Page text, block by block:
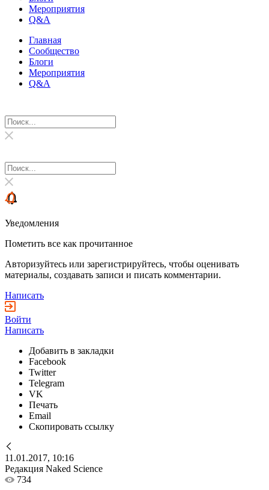
Мероприятия
Q&A
Главная
Сообщество
Блоги
Мероприятия
Q&A
Уведомления
Пометить все как прочитанное
Авторизуйтесь или зарегистрируйтесь, чтобы оценивать
материалы, создавать записи и писать комментарии.
Написать
Войти
Написать
Добавить в закладки
Facebook
Twitter
Telegram
VK
Печать
Email
Скопировать ссылку
11.01.2017, 10:16
Редакция Naked Science
734